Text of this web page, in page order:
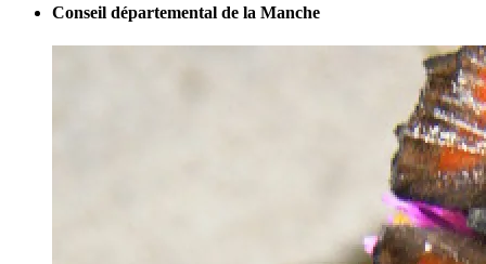
Conseil départemental de la Manche